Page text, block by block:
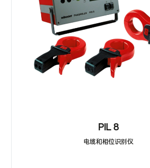
PIL 8
电缆和相位识别仪